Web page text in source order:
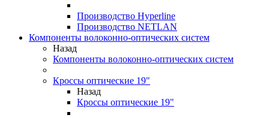
Производство Hyperline
Производство NETLAN
Компоненты волоконно-оптических систем
Назад
Компоненты волоконно-оптических систем
Кроссы оптические 19"
Назад
Кроссы оптические 19"